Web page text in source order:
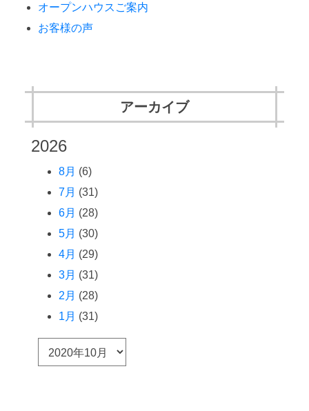
オープンハウスご案内
お客様の声
アーカイブ
2026
8月 (6)
7月 (31)
6月 (28)
5月 (30)
4月 (29)
3月 (31)
2月 (28)
1月 (31)
ー